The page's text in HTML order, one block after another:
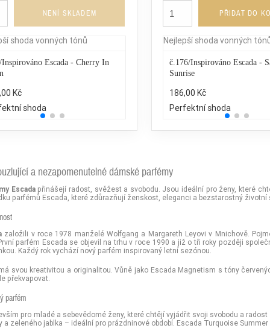
NENÍ SKLADEM
shoda vonných tónů
Inspirováno Escada - Cherry In
Kč
shoda
Lancome - Hypnose
25% běžných vonných tónů
PŘIDAT DO
Nejlepší shoda vonných
č.176/Inspirováno Escada -
Sunrise
186,00 Kč
Perfektní shoda
a nezapomenutelné dámské parfémy
Escadapřinášejí radost, svěžest a svobodu. Jsou ideální pro ženy, které
parfémů Escada, které zdůrazňují ženskost, eleganci a bezstarostný životní
založili v roce 1978 manželé Wolfgang a Margareth Leyovi v Mnichově.
parfém Escada se objevil na trhu v roce 1990 a již o tři roky později
Každý rok vychází nový parfém inspirovaný letní sezónou.
svou kreativitou a originalitou. Vůně jako Escada Magnetism s tóny
překvapovat.
parfém
pro mladé a sebevědomé ženy, které chtějí vyjádřit svoji svobodu a
a zeleného jablka – ideální pro prázdninové období. Escada Turquoise